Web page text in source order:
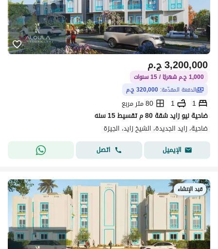
ج.م3,200,000
1,000 ج.م شهريًا / 15 سنوات
الدفعة المقدّمة: 320,000 ج.م
1
1
80 متر مربع
ضاحية نيو زايد شقة 80 م تقسيط 15 سنه
ضاحية، زايد الجديدة، الشيخ زايد، الجيزة
الإيميل
اتصل
قيد الإنشاء